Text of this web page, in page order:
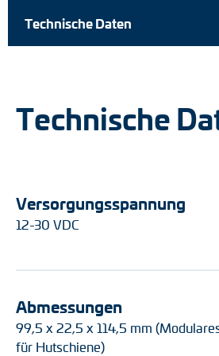
Technische Daten
Technische
Versorgungsspannung
12-30 VDC
Abmessungen
99,5 x 22,5 x 114,5 mm
für Hutschiene)